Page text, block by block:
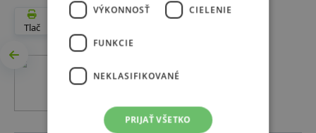
Tlač
VÝKONNOSŤ CIELENIE
FUNKCIE
NEKLASIFIKOVANÉ
PRIJAŤ VŠETKO